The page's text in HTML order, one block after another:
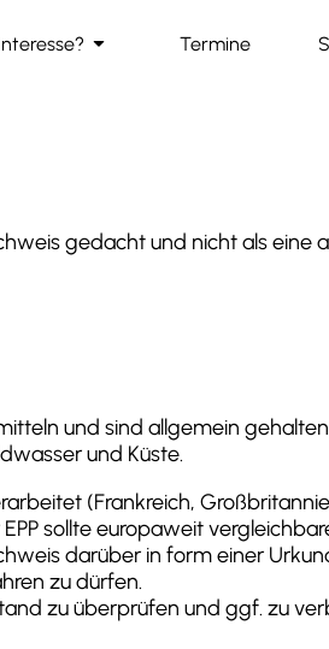
arrow_drop_down Termine
gedacht und nicht als
und sind allgemein
und Küste.
(Frankreich,
sollte europaweit
darüber in form einer
zu dürfen.
zu überprüfen und ggf. zu